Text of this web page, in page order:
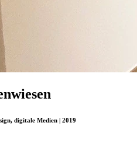
digitale Medien | 2019